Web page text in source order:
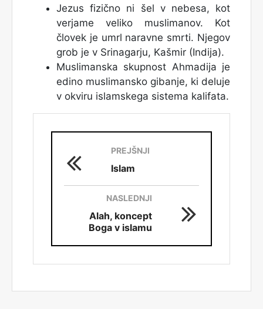
Jezus fizično ni šel v nebesa, kot
verjame veliko muslimanov. Kot
človek je umrl naravne smrti. Njegov
grob je v Srinagarju, Kašmir (Indija).
Muslimanska skupnost Ahmadija je
edino muslimansko gibanje, ki deluje
v okviru islamskega sistema kalifata.
PREJŠNJI
Islam
NASLEDNJI
Alah, koncept
Boga v islamu